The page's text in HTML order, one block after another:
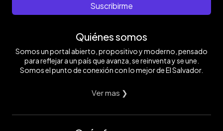
Suscribirme
Quiénes somos
Somos un portal abierto, propositivo y moderno, pensado
para reflejar a un país que avanza, se reinventa y se une.
Somos el punto de conexión con lo mejor de El Salvador.
Ver mas ❯